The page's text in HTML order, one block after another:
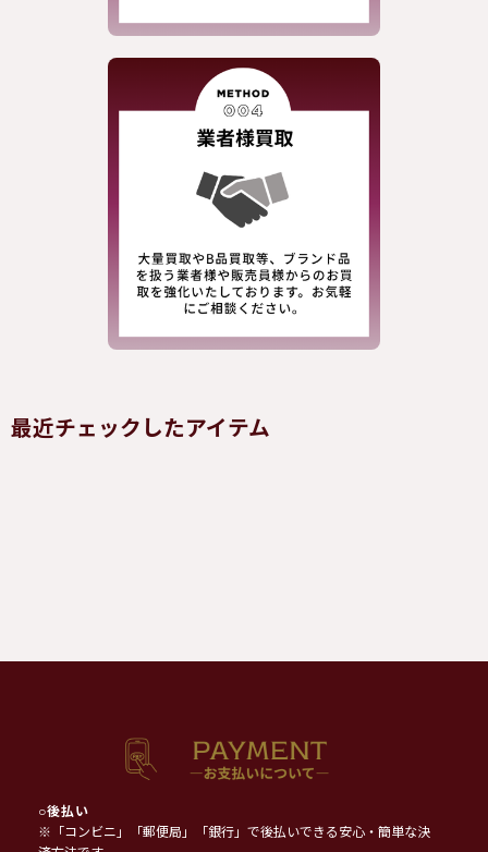
最近チェックしたアイテム
○後払い
※「コンビニ」「郵便局」「銀行」で後払いできる安心・簡単な決